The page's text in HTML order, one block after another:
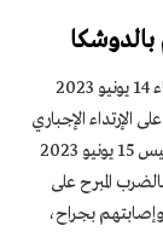
بدأ حوالي 50 طالباً من جامعة طهران للفنون يوم الأربعاء 14 يونيو 2023
الإرتداء الإجباري
للنقاب، وفي حدود الساعة 2:30 من صبيحة يوم الخميس 15 يونيو 2023
المبرح على
بجراح،